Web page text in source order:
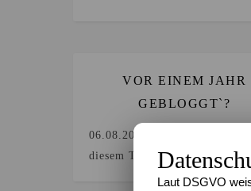
VOR EINEM JAHR
GEBLOGGT`?
06.08.2025
diesem Tag.
Laut DSGVO